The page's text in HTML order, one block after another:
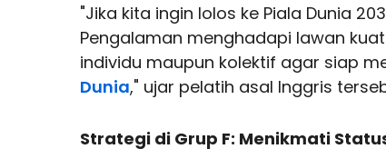
"Jika kita ingin lolos ke Piala Dunia
Pengalaman menghadapi lawan
individu maupun kolektif agar siap
Dunia," ujar pelatih asal Inggris
Strategi di Grup F: Menikmati